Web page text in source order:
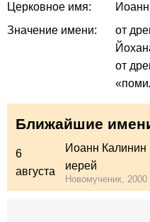
Церковное имя:
Иоанн
Значение имени:
от
от
Ближайшие
6
августа
Иоанн Калинин
иерей
Новомученик, 2000